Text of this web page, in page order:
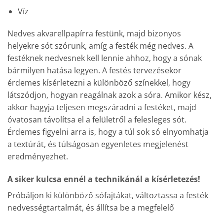
Víz
Nedves akvarellpapírra festünk, majd bizonyos
helyekre sót szórunk, amíg a festék még nedves. A
festéknek nedvesnek kell lennie ahhoz, hogy a sónak
bármilyen hatása legyen. A festés tervezésekor
érdemes kísérletezni a különböző színekkel, hogy
látszódjon, hogyan reagálnak azok a sóra. Amikor kész,
akkor hagyja teljesen megszáradni a festéket, majd
óvatosan távolítsa el a felületről a felesleges sót.
Érdemes figyelni arra is, hogy a túl sok só elnyomhatja
a textúrát, és túlságosan egyenletes megjelenést
eredményezhet.
A siker kulcsa ennél a technikánál a kísérletezés!
Próbáljon ki különböző sófajtákat, változtassa a festék
nedvességtartalmát, és állítsa be a megfelelő